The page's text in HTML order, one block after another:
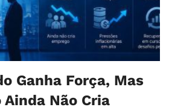
Ganha Força, Mas
Não Cria